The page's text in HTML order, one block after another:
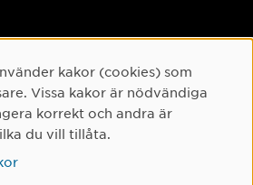
kakor (cookies) som
Vissa kakor är nödvändiga
korrekt och andra är
du vill tillåta.